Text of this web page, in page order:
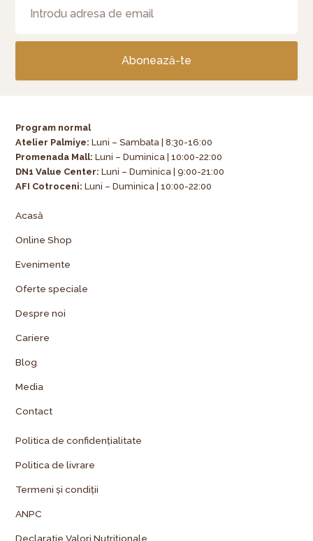
Abonează-te
Program normal
Atelier Palmiye: Luni – Sambata | 8:30-16:00
Promenada Mall: Luni – Duminica | 10:00-22:00
DN1 Value Center: Luni – Duminica | 9:00-21:00
AFI Cotroceni: Luni – Duminica | 10:00-22:00
Acasă
Online Shop
Evenimente
Oferte speciale
Despre noi
Cariere
Blog
Media
Contact
Politica de confidențialitate
Politica de livrare
Termeni și condiții
ANPC
Declaratie Valori Nutriționale